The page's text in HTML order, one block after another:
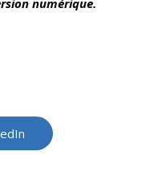
numérique.